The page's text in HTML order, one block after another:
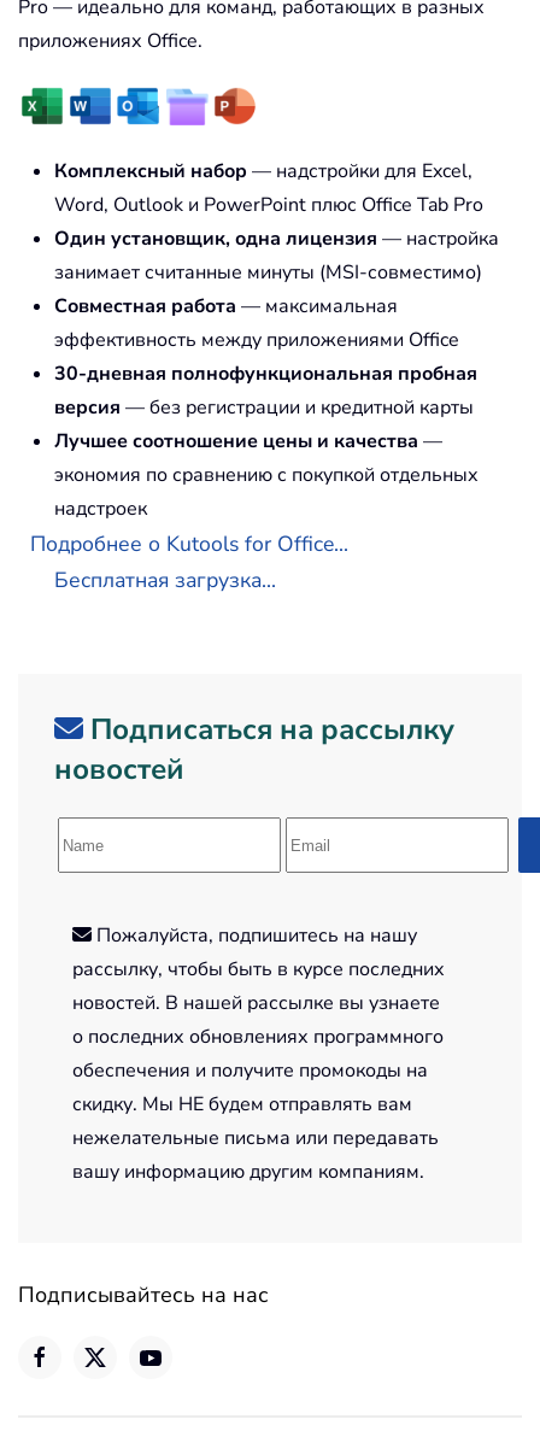
Pro — идеально для команд, работающих в разных
приложениях Office.
Комплексный набор — надстройки для Excel,
Word, Outlook и PowerPoint плюс Office Tab Pro
Один установщик, одна лицензия — настройка
занимает считанные минуты (MSI-совместимо)
Совместная работа — максимальная
эффективность между приложениями Office
30-дневная полнофункциональная пробная
версия — без регистрации и кредитной карты
Лучшее соотношение цены и качества —
экономия по сравнению с покупкой отдельных
надстроек
Подробнее о Kutools for Office...
Бесплатная загрузка...
Подписаться на рассылку
новостей
Пожалуйста, подпишитесь на нашу
рассылку, чтобы быть в курсе последних
новостей. В нашей рассылке вы узнаете
о последних обновлениях программного
обеспечения и получите промокоды на
скидку. Мы НЕ будем отправлять вам
нежелательные письма или передавать
вашу информацию другим компаниям.
Подписывайтесь на нас